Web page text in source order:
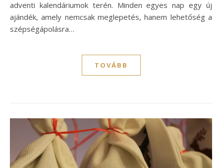
adventi kalendáriumok terén. Minden egyes nap egy új
ajándék, amely nemcsak meglepetés, hanem lehetőség a
szépségápolásra…
TOVÁBB